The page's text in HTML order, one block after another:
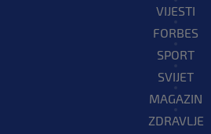
VIJESTI
FORBES
SPORT
SVIJET
MAGAZIN
ZDRAVLJE